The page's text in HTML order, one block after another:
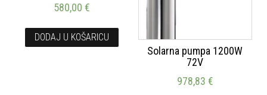
580,00€
DODAJ U KOŠARICU
Solarna pumpa 1200W
72V
978,83 €